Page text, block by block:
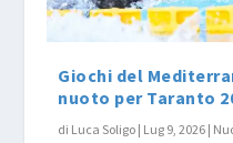
Giochi del
nuoto per Taranto
di Luca Soligo | Lug 9, 2026 |